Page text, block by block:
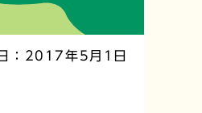
：2017年5月1日